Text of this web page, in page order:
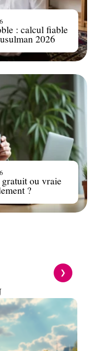
: calcul fiable
2026
ou vraie
?